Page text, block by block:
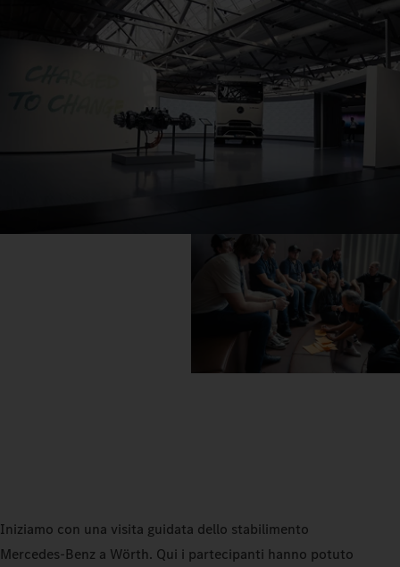
Iniziamo con una visita guidata dello stabilimento
Mercedes‑Benz a Wörth. Qui i partecipanti hanno potuto